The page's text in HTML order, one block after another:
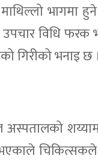
भागमा
उपचार विधि
गिरीको भनाइ छ ।
अस्पतालको